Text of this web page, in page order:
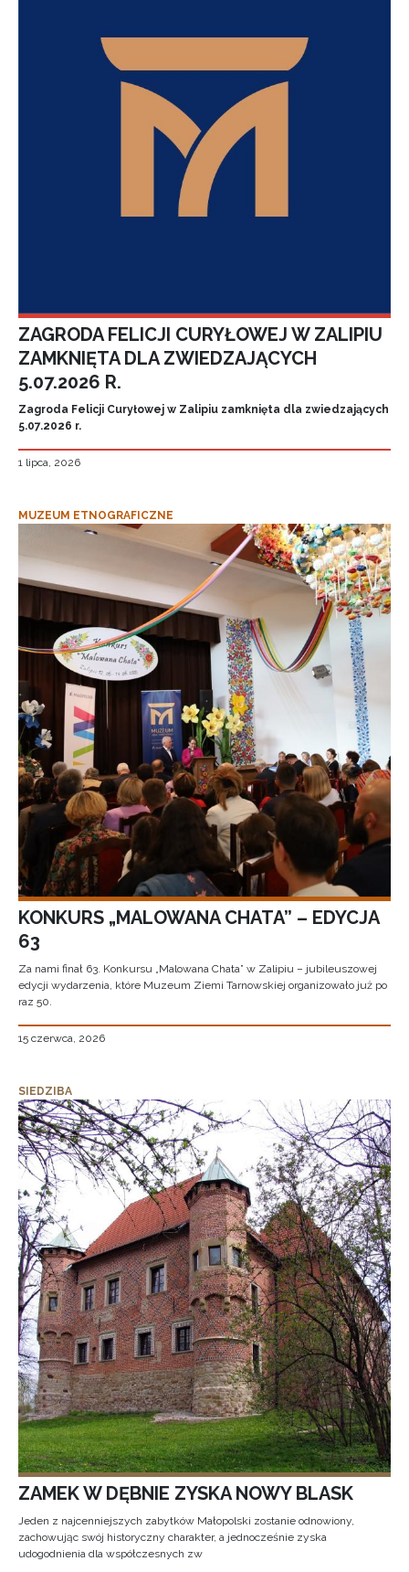
ZAGRODA FELICJI CURYŁOWEJ W ZALIPIU
ZAMKNIĘTA DLA ZWIEDZAJĄCYCH
5.07.2026 R.
Zagroda Felicji Curyłowej w Zalipiu zamknięta dla zwiedzających
5.07.2026 r.
1 lipca, 2026
MUZEUM ETNOGRAFICZNE
KONKURS „MALOWANA CHATA” – EDYCJA
63
Za nami finał 63. Konkursu „Malowana Chata” w Zalipiu – jubileuszowej
edycji wydarzenia, które Muzeum Ziemi Tarnowskiej organizowało już po
raz 50.
15 czerwca, 2026
SIEDZIBA
ZAMEK W DĘBNIE ZYSKA NOWY BLASK
Jeden z najcenniejszych zabytków Małopolski zostanie odnowiony,
zachowując swój historyczny charakter, a jednocześnie zyska
udogodnienia dla współczesnych zw